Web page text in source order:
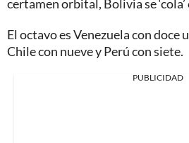
certamen orbital, Bolivia se
El octavo es Venezuela con doce
Chile con nueve y Perú con siete.
PUBLICIDAD